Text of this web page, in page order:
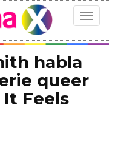
Toggle
habla
queer
Feels